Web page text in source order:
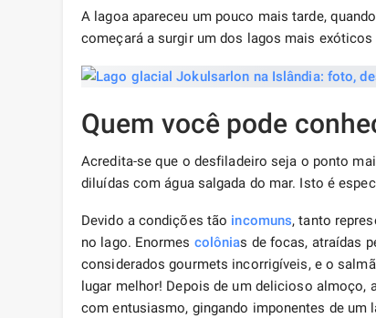
A lagoa apareceu um pouco mais tarde,
começará a surgir um dos lagos mais exóticos
Quem você pode
Acredita-se que o desfiladeiro seja o ponto
diluídas com água salgada do mar. Isto é
Devido a condições tão incomuns, tanto
no lago. Enormes colônias de focas, atraídas
considerados gourmets incorrigíveis, e o
lugar melhor! Depois de um delicioso almoço,
com entusiasmo, gingando imponentes de